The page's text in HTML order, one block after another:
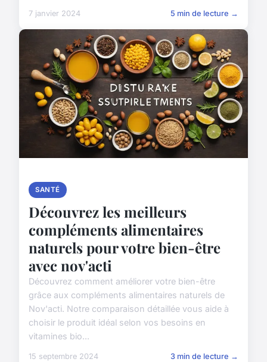
7 janvier 2024 5 min de lecture →
SANTÉ
Découvrez les meilleurs
compléments alimentaires
naturels pour votre bien-être
avec nov'acti
Découvrez comment améliorer votre bien-être
grâce aux compléments alimentaires naturels de
Nov'acti. Notre comparaison détaillée vous aide à
choisir le produit idéal selon vos besoins en
vitamines bio...
15 septembre 2024 3 min de lecture →